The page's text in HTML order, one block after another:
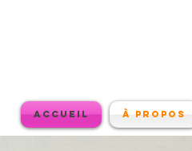
Accueil À propos